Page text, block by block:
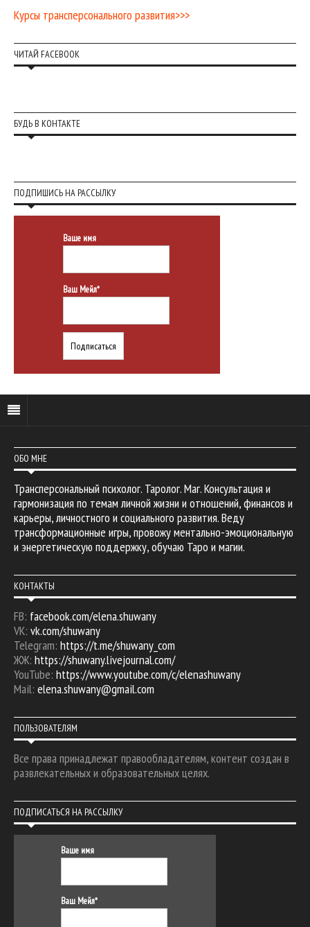
Курсы трансперсонального развития>>>
ЧИТАЙ FACEBOOK
БУДЬ В КОНТАКТЕ
ПОДПИШИСЬ НА РАССЫЛКУ
Ваше имя
Ваш Мейл*
ОБО МНЕ
Трансперсональный психолог. Таролог. Маг. Консультация и
гармонизация по темам личной жизни и отношений, финансов и
карьеры, личностного и социального развития. Веду
трансформационные игры, провожу ментально-эмоциональную
и энергетическую поддержку, обучаю Таро и магии.
КОНТАКТЫ
FB: facebook.com/elena.shuwany
VK: vk.com/shuwany
Telegram: https://t.me/shuwany_com
ЖЖ: https://shuwany.livejournal.com/
YouTube: https://www.youtube.com/c/elenashuwany
Mail: elena.shuwany@gmail.com
ПОЛЬЗОВАТЕЛЯМ
Все права принадлежат правообладателям, контент создан в
развлекательных и образовательных целях.
ПОДПИСАТЬСЯ НА РАССЫЛКУ
Ваше имя
Ваш Мейл*